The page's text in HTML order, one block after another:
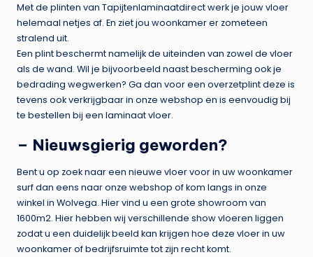
Met de plinten van Tapijtenlaminaatdirect werk je jouw vloer
helemaal netjes af. En ziet jou woonkamer er zometeen
stralend uit.
Een plint beschermt namelijk de uiteinden van zowel de vloer
als de wand. Wil je bijvoorbeeld naast bescherming ook je
bedrading wegwerken? Ga dan voor een overzetplint deze is
tevens ook verkrijgbaar in onze webshop en is eenvoudig bij
te bestellen bij een laminaat vloer.
– Nieuwsgierig geworden?
Bent u op zoek naar een nieuwe vloer voor in uw woonkamer
surf dan eens naar onze webshop of kom langs in onze
winkel in Wolvega. Hier vind u een grote showroom van
1600m2. Hier hebben wij verschillende show vloeren liggen
zodat u een duidelijk beeld kan krijgen hoe deze vloer in uw
woonkamer of bedrijfsruimte tot zijn recht komt.